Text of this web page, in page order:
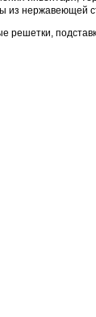
из нержавеющей
решетки,